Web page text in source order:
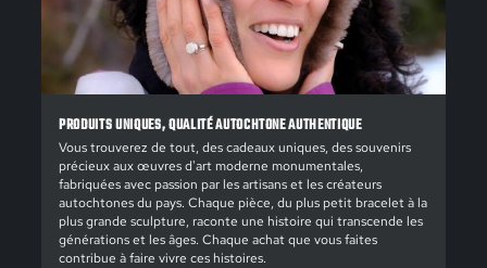
PRODUITS UNIQUES, QUALITÉ AUTOCHTONE AUTHENTIQUE
Vous trouverez de tout, des cadeaux uniques, des souvenirs
précieux aux œuvres d'art moderne monumentales,
fabriquées avec passion par les artisans et les créateurs
autochtones du pays. Chaque pièce, du plus petit bracelet à la
plus grande sculpture, raconte une histoire qui transcende les
générations et les âges. Chaque achat que vous faites
contribue à faire vivre ces histoires.